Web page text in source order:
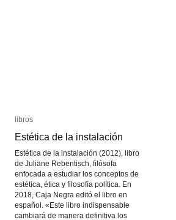
libros
Estética de la instalación
Estética de la instalación (2012), libro
de Juliane Rebentisch, filósofa
enfocada a estudiar los conceptos de
estética, ética y filosofía política. En
2018, Caja Negra editó el libro en
español. «Este libro indispensable
cambiará de manera definitiva los
libros
Estética de la instalación